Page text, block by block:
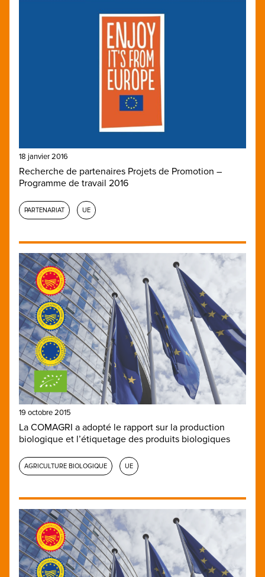
18 janvier 2016
Recherche de partenaires Projets de Promotion –
Programme de travail 2016
PARTENARIAT UE
19 octobre 2015
La COMAGRI a adopté le rapport sur la production
biologique et l’étiquetage des produits biologiques
AGRICULTURE BIOLOGIQUE UE